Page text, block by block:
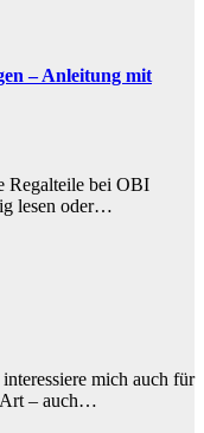
– Anleitung mit
Regalteile bei OBI
lesen oder…
mich auch für
Art – auch…